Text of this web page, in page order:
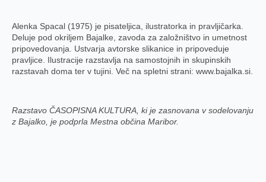
Alenka Spacal (1975) je pisateljica, ilustratorka in pravljičarka.
Deluje pod okriljem Bajalke, zavoda za založništvo in umetnost
pripovedovanja. Ustvarja avtorske slikanice in pripoveduje
pravljice. Ilustracije razstavlja na samostojnih in skupinskih
razstavah doma ter v tujini. Več na spletni strani: www.bajalka.si.
Razstavo ČASOPISNA KULTURA, ki je zasnovana v sodelovanju
z Bajalko, je podprla Mestna občina Maribor.